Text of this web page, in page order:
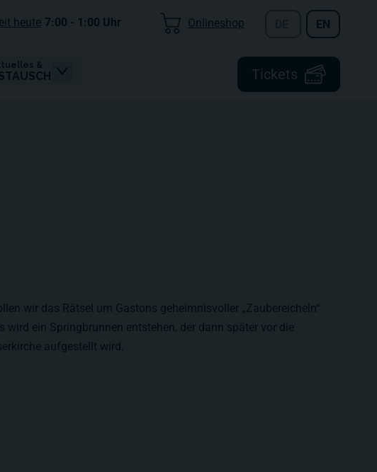
Tickets
&
heute 7:00 - 1:00 Uhr Onlineshop EN
wir das Rätsel um Gastons geheimnisvoller „Zaubereicheln“
wird ein Springbrunnen entstehen, der dann später vor die
aufgestellt wird.